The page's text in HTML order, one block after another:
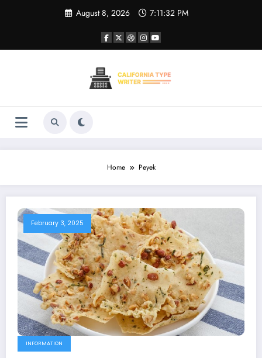
August 8, 2026 7:11:32 PM
Home Peyek
February 3, 2025
INFORMATION